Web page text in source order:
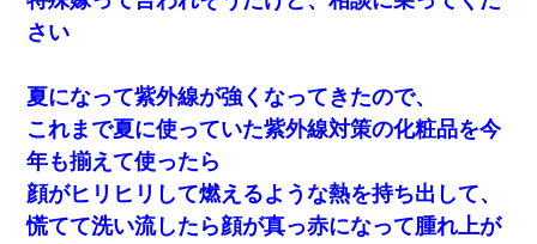
さい
夏になって紫外線が強くなってきたので、
これまで夏に使っていた紫外線対策の化粧品を今
年も揃えて使ったら
顔がヒリヒリして燃えるような熱を持ち出して、
慌てて洗い流したら顔が真っ赤になって腫れ上が